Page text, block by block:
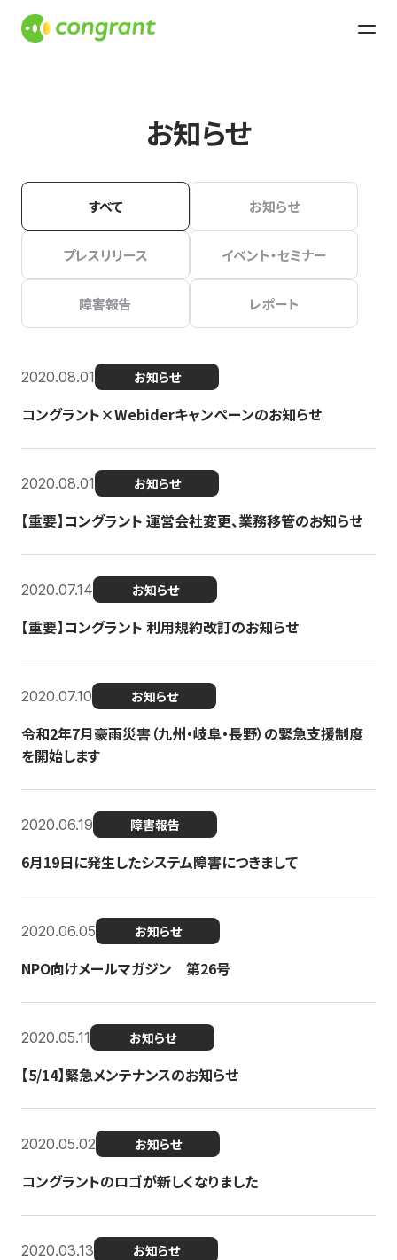
お知らせ
すべて お知らせ
プレスリリース イベント・セミナー
障害報告 レポート
2020.08.01 お知らせ
コングラント×Webiderキャンペーンのお知らせ
2020.08.01 お知らせ
【重要】コングラント 運営会社変更、業務移管のお知らせ
2020.07.14 お知らせ
【重要】コングラント 利用規約改訂のお知らせ
2020.07.10 お知らせ
令和2年7月豪雨災害（九州・岐阜・長野）の緊急支援制度
を開始します
2020.06.19 障害報告
6月19日に発生したシステム障害につきまして
2020.06.05 お知らせ
NPO向けメールマガジン 第26号
2020.05.11 お知らせ
【5/14】緊急メンテナンスのお知らせ
2020.05.02 お知らせ
コングラントのロゴが新しくなりました
2020.03.13 お知らせ